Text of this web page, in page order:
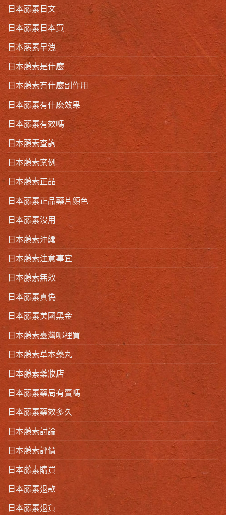
日本藤素日文
日本藤素日本買
日本藤素早洩
日本藤素是什麼
日本藤素有什麼副作用
日本藤素有什麽效果
日本藤素有效嗎
日本藤素查詢
日本藤素案例
日本藤素正品
日本藤素正品藥片顏色
日本藤素沒用
日本藤素沖繩
日本藤素注意事宜
日本藤素無效
日本藤素真偽
日本藤素美國黑金
日本藤素臺灣哪裡買
日本藤素草本藥丸
日本藤素藥妝店
日本藤素藥局有賣嗎
日本藤素藥效多久
日本藤素討論
日本藤素評價
日本藤素購買
日本藤素退款
日本藤素退貨